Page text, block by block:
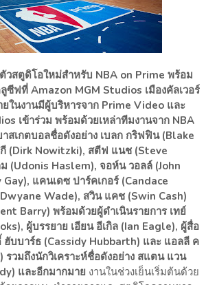
วสตูดิโอใหม่สำหรับ NBA on Prime พร้อม
ซีฟที่ Amazon MGM Studios เมืองคัลเวอร์
ในงานมีผู้บริหารจาก Prime Video และ
เข้าร่วม พร้อมด้วยเหล่าทีมงานจาก NBA
สเกตบอลชื่อดังอย่าง เบลก กริฟฟิน (Blake
(Dirk Nowitzki), สตีฟ แนช (Steve
(Udonis Haslem), จอห์น วอลล์ (John
แคนเดซ ปาร์คเกอร์ (Candace
Wade), สวิน แคช (Swin Cash)
Barry) พร้อมด้วยผู้ดำเนินรายการ เทย์
ผู้บรรยาย เอียน อีเกิล (Ian Eagle), ผู้สื่อ
บบาร์ธ (Cassidy Hubbarth) และ แอลลี ค
วมถึงนักวิเคราะห์ชื่อดังอย่าง สแตน แวน
และอีกมากมาย งานในช่วงเย็นเริ่มต้นด้วย